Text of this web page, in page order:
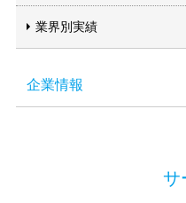
業界別実績
企業情報